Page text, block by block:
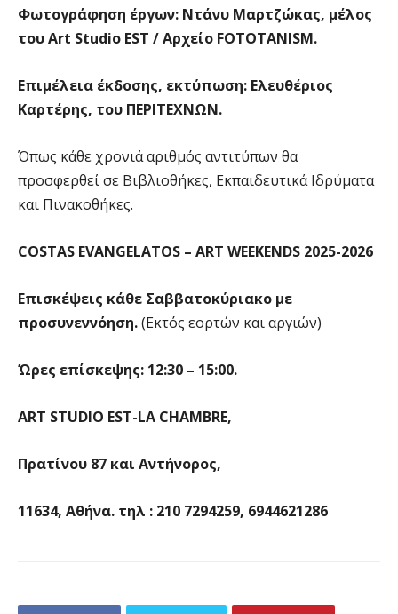
Φωτογράφηση έργων: Ντάνυ Μαρτζώκας, μέλος
του Art Studio EST / Αρχείο FOTOTANISM.
Επιμέλεια έκδοσης, εκτύπωση: Ελευθέριος
Καρτέρης, του ΠΕΡΙΤΕΧΝΩΝ.
Όπως κάθε χρονιά αριθμός αντιτύπων θα
προσφερθεί σε Βιβλιοθήκες, Εκπαιδευτικά Ιδρύματα
και Πινακοθήκες.
COSTAS EVANGELATOS – ART WEEKENDS 2025-2026
Επισκέψεις κάθε Σαββατοκύριακο με
προσυνεννόηση.(Εκτός εορτών και αργιών)
Ώρες επίσκεψης: 12:30 – 15:00.
ART STUDIO EST-LA CHAMBRE,
Πρατίνου 87 και Αντήνορος,
11634, Αθήνα. τηλ : 210 7294259, 6944621286